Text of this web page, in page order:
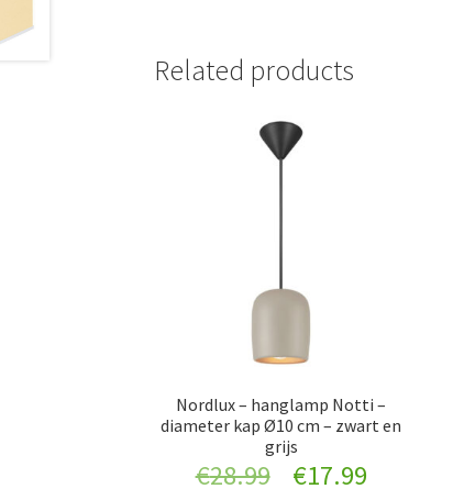
Related products
Nordlux – hanglamp Notti –
diameter kap Ø10 cm – zwart en
grijs
€28.99
Original
€17.99Current